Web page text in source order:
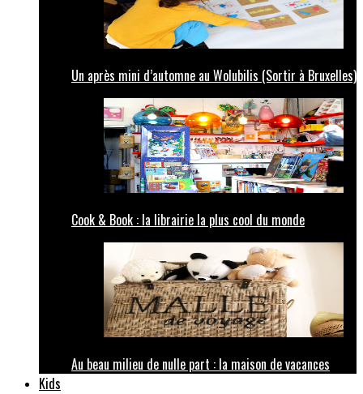
Un après mini d’automne au Wolubilis (Sortir à Bruxelles)
Cook & Book : la librairie la plus cool du monde
Au beau milieu de nulle part : la maison de vacances
Kids